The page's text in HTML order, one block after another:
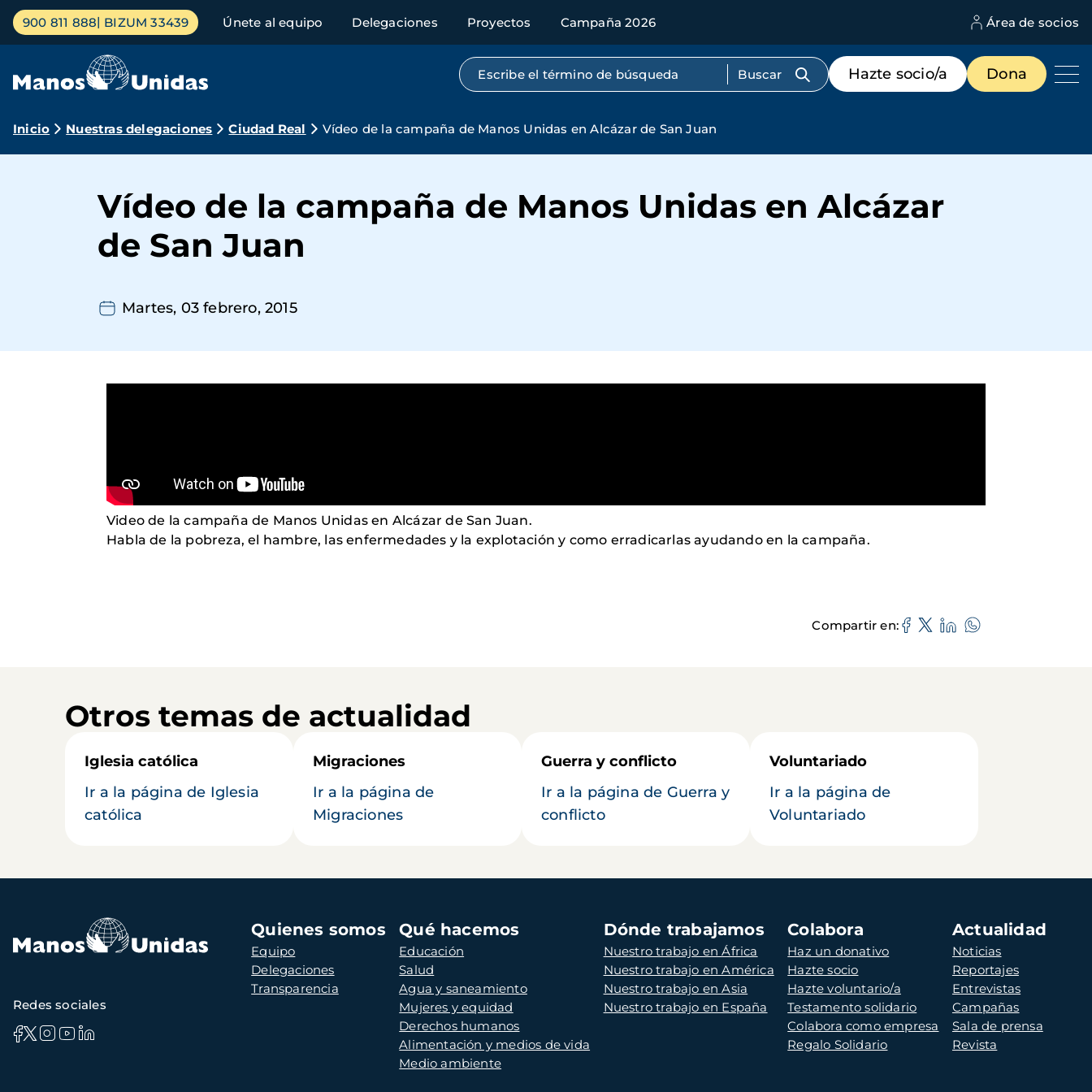
Pasar
contenido
Menú
principal
900 811 888 BIZUM 33439 Únete al equipo Delegaciones Proyectos Campaña 2026 Área de socios
Búsqueda por texto completo
Menú
de
destacados
Hazte socio/a Dona
Ruta
navegación
Inicio Nuestras delegaciones Ciudad Real Vídeo de la campaña de Manos Unidas en Alcázar de San Juan
Vídeo de la campaña de Manos Unidas en Alcázar
de San Juan
Martes, 03 febrero, 2015
Video de la campaña de Manos Unidas en Alcázar de San Juan.
Habla de la pobreza, el hambre, las enfermedades y la explotación y como erradicarlas ayudando en la campaña.
Compartir en
Otros temas de actualidad
Iglesia católica
Ir a la página de Iglesia
católica
Migraciones
Ir a la página de
Migraciones
Guerra y conflicto
Ir a la página de Guerra y
conflicto
Voluntariado
Ir a la página de
Voluntariado
Navegación
principal
Quienes somos
Equipo
Delegaciones
Transparencia
Qué hacemos
Educación
Salud
Agua y saneamiento
Mujeres y equidad
Derechos humanos
Alimentación y medios de vida
Medio ambiente
Dónde trabajamos
Nuestro trabajo en África
Nuestro trabajo en América
Nuestro trabajo en Asia
Nuestro trabajo en España
Colabora
Haz un donativo
Hazte socio
Hazte voluntario/a
Testamento solidario
Colabora como empresa
Regalo Solidario
Actualidad
Noticias
Reportajes
Entrevistas
Campañas
Sala de prensa
Revista
Redes sociales